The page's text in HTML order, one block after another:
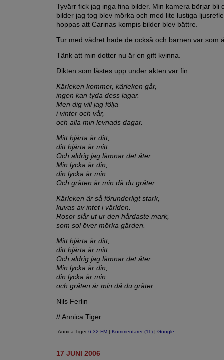
Tyvärr fick jag inga fina bilder. Min kamera börjar bli
bilder jag tog blev mörka och med lite lustiga
hoppas att Carinas kompis bilder blev bättre.
Tur med vädret hade de också och barnen var som
Tänk att min dotter nu är en gift kvinna.
Dikten som lästes upp under akten var fin.
Kärleken kommer, kärleken går,
ingen kan tyda dess lagar.
Men dig vill jag följa
i vinter och vår,
och alla min levnads dagar.
Mitt hjärta är ditt,
ditt hjärta är mitt.
Och aldrig jag lämnar det åter.
Min lycka är din,
din lycka är min.
Och gråten är min då du gråter.
Kärleken är så förunderligt stark,
kuvas av intet i världen.
Rosor slår ut ur den hårdaste mark,
som sol över mörka gärden.
Mitt hjärta är ditt,
ditt hjärta är mitt.
Och aldrig jag lämnar det åter.
Min lycka är din,
din lycka är min.
och gråten är min då du gråter.
Nils Ferlin
// Annica Tiger
Annica Tiger 6:32 FM | Kommentarer (11) | Google
17 JUNI 2006